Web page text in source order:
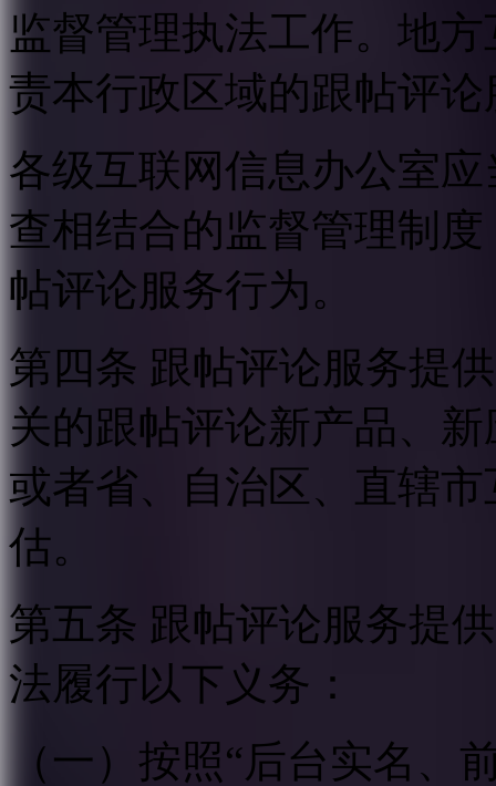
监督管理执法工作。地
责本行政区域的跟帖评
各级互联网信息办公室
查相结合的监督管理制
帖评论服务行为。
第四条 跟帖评论服务提
关的跟帖评论新产品、
或者省、自治区、直辖
估。
第五条 跟帖评论服务提
法履行以下义务：
（一）按照“后台实名、